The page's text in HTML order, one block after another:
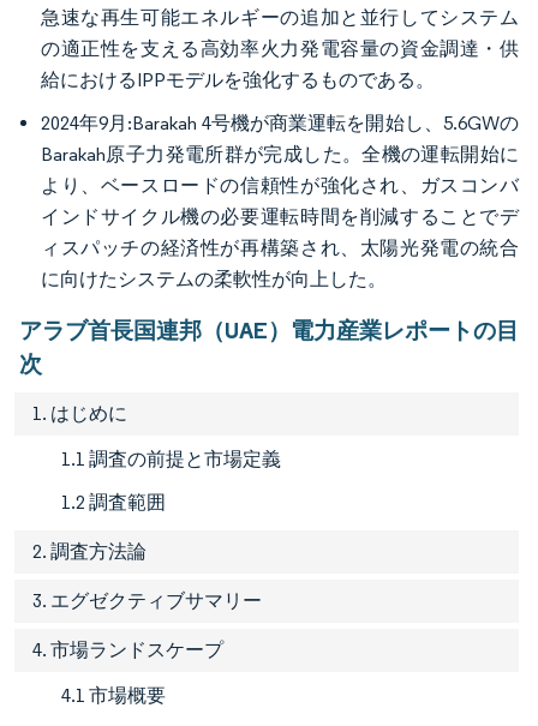
急速な再生可能エネルギーの追加と並行してシステム
の適正性を支える高効率火力発電容量の資金調達・供
給におけるIPPモデルを強化するものである。
2024年9月:Barakah 4号機が商業運転を開始し、5.6GWの
Barakah原子力発電所群が完成した。全機の運転開始に
より、ベースロードの信頼性が強化され、ガスコンバ
インドサイクル機の必要運転時間を削減することでデ
ィスパッチの経済性が再構築され、太陽光発電の統合
に向けたシステムの柔軟性が向上した。
アラブ首長国連邦（UAE）電力産業レポートの目
次
1. はじめに
1.1 調査の前提と市場定義
1.2 調査範囲
2. 調査方法論
3. エグゼクティブサマリー
4. 市場ランドスケープ
4.1 市場概要